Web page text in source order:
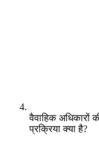
वैवाहिक अधिकारों
प्रक्रिया क्या है?